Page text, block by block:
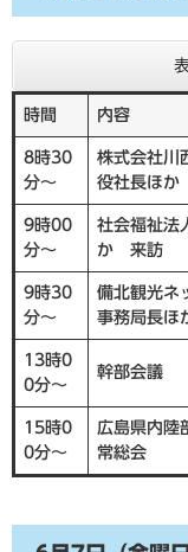
時間 内容
8時30
分～
株式会社川
役社長ほ
9時00
分～
社会福祉法
か 来訪
9時30
分～
備北観光ネ
事務局長
13時0
0分～
幹部会議
15時0
0分～
広島県内
常総会